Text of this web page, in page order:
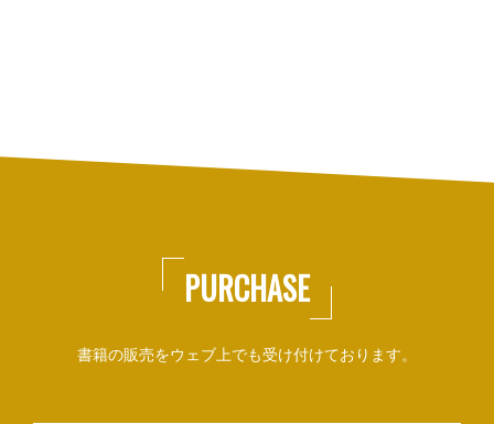
PURCHASE
書籍の販売をウェブ上でも受け付けております。